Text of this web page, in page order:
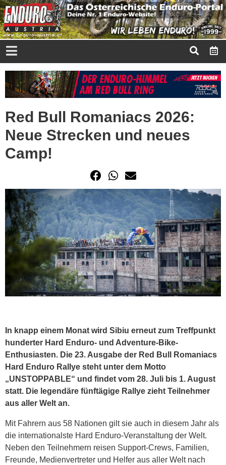
Red Bull Romaniacs 2026:
Neue Strecken und neues
Camp!
In knapp einem Monat wird Sibiu erneut zum Treffpunkt
hunderter Hard Enduro- und Adventure-Bike-
Enthusiasten. Die 23. Ausgabe der Red Bull Romaniacs
Hard Enduro Rallye steht unter dem Motto
„UNSTOPPABLE“ und findet vom 28. Juli bis 1. August
statt. Die legendäre fünftägige Rallye zieht Teilnehmer
aus aller Welt an.
Mit Fahrern aus 58 Nationen gilt sie auch in diesem Jahr als
die internationalste Hard Enduro-Veranstaltung der Welt.
Neben den Teilnehmern reisen Support-Crews, Familien,
Freunde, Medienvertreter und Helfer aus aller Welt nach